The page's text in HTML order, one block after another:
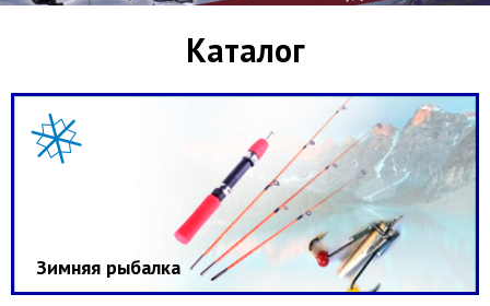
Каталог
Зимняя рыбалка